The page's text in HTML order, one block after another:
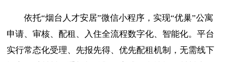
依托“烟台人才安居”微信小程序，实现“优巢”公寓
申请、审核、配租、入住全流程数字化、智能化。平台
实行常态化受理、先报先得、优先配租机制，无需线下